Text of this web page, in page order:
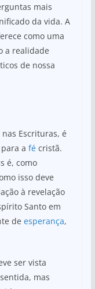
mais
da vida. A
como uma
a realidade
de nossa
Escrituras, é
a fécristã.
é, como
isso deve
à revelação
Santo em
de esperança,
ser vista
mas